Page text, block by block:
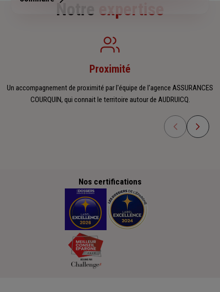
Notre expertise
Proximité
Un accompagnement de proximité par l'équipe de l'agence ASSURANCES
COURQUIN, qui connait le territoire autour de AUDRUICQ.
Nos certifications